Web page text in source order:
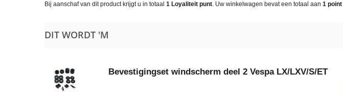
Bij aanschaf van dit product krijgt u in totaal 1 Loyaliteit punt. Uw winkelwagen bevat een totaal aan 1 point
DIT WORDT 'M
Bevestigingset windscherm deel 2 Vespa LX/LXV/S/ET